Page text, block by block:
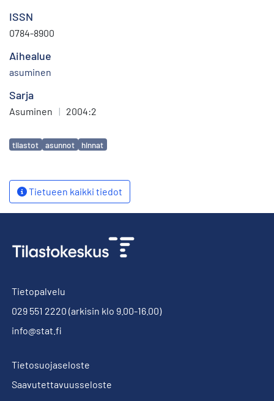
ISSN
0784-8900
Aihealue
asuminen
Sarja
Asuminen | 2004:2
Avainsanat
tilastot asunnot hinnat
Tietueen kaikki tiedot
Tietopalvelu
029 551 2220 (arkisin klo 9.00-16.00)
info@stat.fi
Tietosuojaseloste
Saavutettavuusseloste